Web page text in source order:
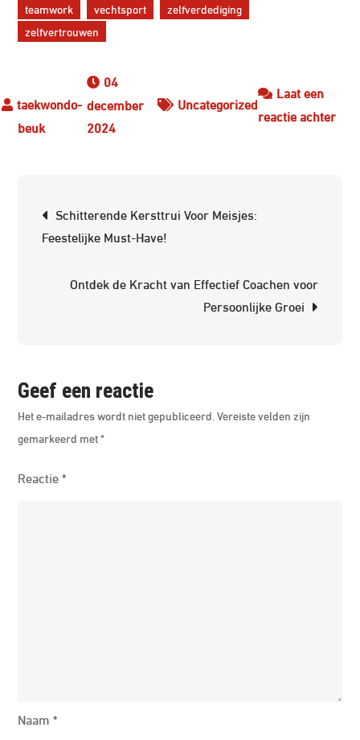
teamwork vechtsport
zelfverdediging
zelfvertrouwen
04
december
2024
Uncategorized
Laat een
reactie achterop
Schitterende Kersttrui Voor Meisjes:
Feestelijke Must-Have!
Ontdek de Kracht van Effectief Coachen voor
Persoonlijke Groei
Geef een reactie
Het e-mailadres wordt niet gepubliceerd. Vereiste velden zijn
gemarkeerd met*
Reactie*
Naam*